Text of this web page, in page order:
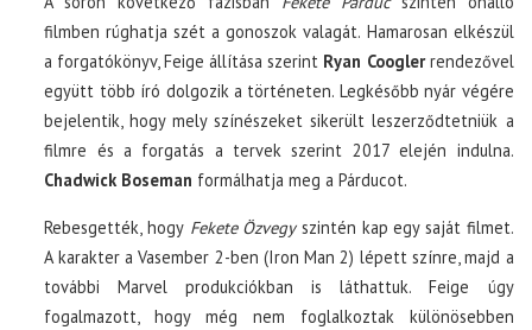
filmben rúghatja szét a gonoszok valagát. Hamarosan elkészül
a forgatókönyv, Feige állítása szerint Ryan Cooglerrendezővel
együtt több író dolgozik a történeten. Legkésőbb nyár végére
bejelentik, hogy mely színészeket sikerült leszerződtetniük a
filmre és a forgatás a tervek szerint 2017 elején indulna.
Chadwick Boseman formálhatja meg a Párducot.
Rebesgették, hogy Fekete Özvegyszintén kap egy saját filmet.
A karakter a Vasember 2-ben (Iron Man 2) lépett színre, majd a
további Marvel produkciókban is láthattuk. Feige úgy
fogalmazott, hogy még nem foglalkoztak különösebben